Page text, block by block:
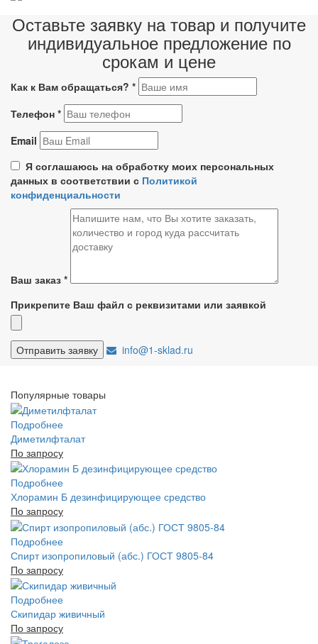
Оставьте заявку на товар и получите
индивидуальное предложение по
срокам и цене
Как к Вам обращаться? *
Телефон *
Email
Я соглашаюсь на обработку моих персональных
данных в соответствии с Политикой
конфиденциальности
Ваш заказ *
Прикрепите Ваш файл с реквизитами или заявкой
info@1-sklad.ru
Популярные товары
Подробнее
Диметилфталат
По запросу
Подробнее
Хлорамин Б дезинфицирующее средство
По запросу
Подробнее
Спирт изопропиловый (абс.) ГОСТ 9805-84
По запросу
Подробнее
Скипидар живичный
По запросу